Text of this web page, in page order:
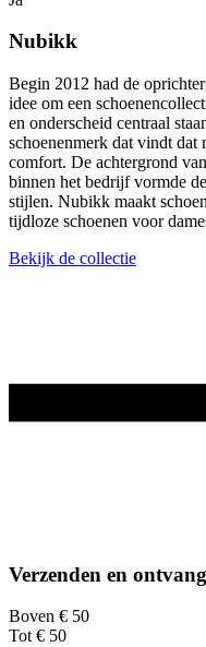
Nubikk
Begin 2012 had de
idee om een
en onderscheid centraal
schoenenmerk dat vindt dat
comfort. De achtergrond
binnen het bedrijf vormde
stijlen. Nubikk maakt
tijdloze schoenen voor
Bekijk de collectie
Verzenden en
Boven € 50
Tot € 50